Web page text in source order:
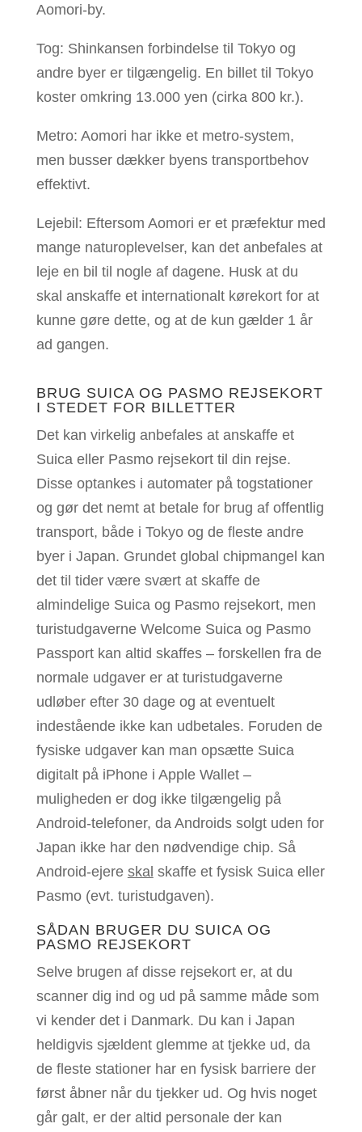
Aomori-by.
Tog: Shinkansen forbindelse til Tokyo og
andre byer er tilgængelig. En billet til Tokyo
koster omkring 13.000 yen (cirka 800 kr.).
Metro: Aomori har ikke et metro-system,
men busser dækker byens transportbehov
effektivt.
Lejebil: Eftersom Aomori er et præfektur med
mange naturoplevelser, kan det anbefales at
leje en bil til nogle af dagene. Husk at du
skal anskaffe et internationalt kørekort for at
kunne gøre dette, og at de kun gælder 1 år
ad gangen.
BRUG SUICA OG PASMO REJSEKORT
I STEDET FOR BILLETTER
Det kan virkelig anbefales at anskaffe et
Suica eller Pasmo rejsekort til din rejse.
Disse optankes i automater på togstationer
og gør det nemt at betale for brug af offentlig
transport, både i Tokyo og de fleste andre
byer i Japan. Grundet global chipmangel kan
det til tider være svært at skaffe de
almindelige Suica og Pasmo rejsekort, men
turistudgaverne Welcome Suica og Pasmo
Passport kan altid skaffes – forskellen fra de
normale udgaver er at turistudgaverne
udløber efter 30 dage og at eventuelt
indestående ikke kan udbetales. Foruden de
fysiske udgaver kan man opsætte Suica
digitalt på iPhone i Apple Wallet –
muligheden er dog ikke tilgængelig på
Android-telefoner, da Androids solgt uden for
Japan ikke har den nødvendige chip. Så
Android-ejere skal skaffe et fysisk Suica eller
Pasmo (evt. turistudgaven).
SÅDAN BRUGER DU SUICA OG
PASMO REJSEKORT
Selve brugen af disse rejsekort er, at du
scanner dig ind og ud på samme måde som
vi kender det i Danmark. Du kan i Japan
heldigvis sjældent glemme at tjekke ud, da
de fleste stationer har en fysisk barriere der
først åbner når du tjekker ud. Og hvis noget
går galt, er der altid personale der kan